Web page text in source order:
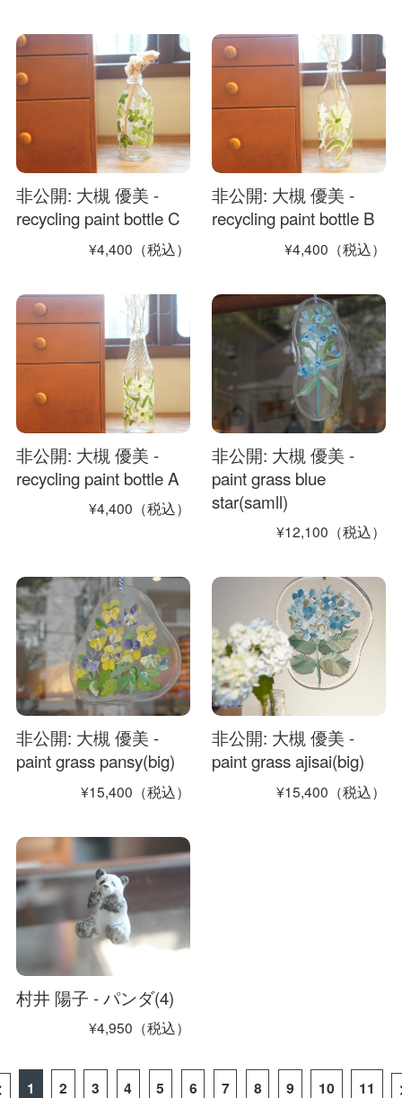
非公開: 大槻 優美 -
recycling paint bottle C
¥4,400（税込）
非公開: 大槻 優美 -
recycling paint bottle B
¥4,400（税込）
非公開: 大槻 優美 -
recycling paint bottle A
¥4,400（税込）
非公開: 大槻 優美 -
paint grass blue
star(samll)
¥12,100（税込）
非公開: 大槻 優美 -
paint grass pansy(big)
¥15,400（税込）
非公開: 大槻 優美 -
paint grass ajisai(big)
¥15,400（税込）
村井 陽子 - パンダ(4)
¥4,950（税込）
1 2 3 4 5 6 7 8 9 10 11